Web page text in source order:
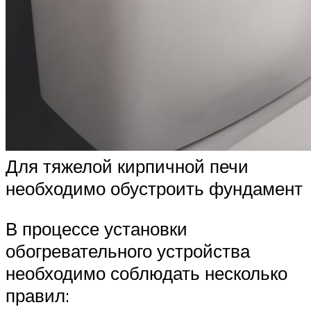
Для тяжелой кирпичной печи
необходимо обустроить фундамент
В процессе установки
обогревательного устройства
необходимо соблюдать несколько
правил: